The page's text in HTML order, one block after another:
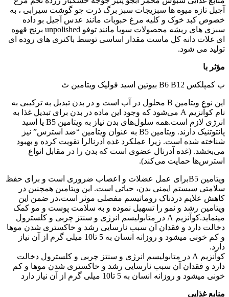
آجیل تازه میوه ها سبزیجات سبز برگ ذرت جو گوشت سیرابی ، به
خصوص کبد خوک و کلیه مرغ حبوبات مانند عدس آجیل بو داده
سبزی های ریشه محصولات سویا مانند توفو unpolished برنج قهوه
ای غلات دانه کل ماست مقدار اساسی توسط باکتری های روده ای
تولید می شود.
مؤثر با
ب کمپلکس B6 B12 بیوتین اسید فولیک ویتامین ث
این نوع ویتامین B محلول در آب است و در بدن تبدیل به ترکیبی به
نام کوآنزیم A می‌شود که وجود این ماده در بدن برای تبدیل غذا به
انرژی لازم است.همه سلول‌های بدن نیاز به ویتامین B5 یا اسید
پانتوتنیک دارند. ویتامین B5 به عنوان ویتامین “ضد استرس” نیز
شناخته شده است. زیرا عملکرد غده آدرنالرا تقویت کرده و بهبود
می‌بخشد. (غده آدرنال عضوی است که بدن را در مقابل انواع
استرس‌ها حمایت می‌کند).
ویتامین B5برای عمل عضلات و اعصاب ضروری است و برای حفظ
سلامتی سیستم ایمنی بدن، حیاتی است. این ویتامین همچنین در
کاهش علایم دردناک روماتیسم مفصلی موثر است،در ضمن این
ویتامین رشد و نمو را تسهیل نموده و به سلامت پوست و مو کمک
مینماید.کوآنزیم A در متابولیسم انرژی و سنتز چربی و کلسترول
دخالت دارد و فقدان آن سبب نارسایی رشد و خاکستری شدن موها
و کم خونی میشود و روزانه انسان به 5 تا10 میلی گرم از آن نیاز
دارد.
کوآنزیم A در متابولیسم انرژی و سنتز چربی و کلسترول دخالت
دارد و فقدان آن سبب نارسایی رشد و خاکستری شدن موها و کم
خونی میشود و روزانه انسان به 5 تا10 میلی گرم از آن نیاز دارد
منابع غذایی